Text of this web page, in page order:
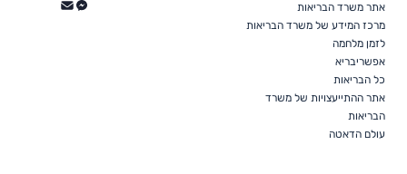
אתר משרד הבריאות
מרכז המידע של משרד הבריאות
לזמן מלחמה
אפשריבריא
כל הבריאות
אתר ההתייעצויות של משרד
הבריאות
עולם הדאטה